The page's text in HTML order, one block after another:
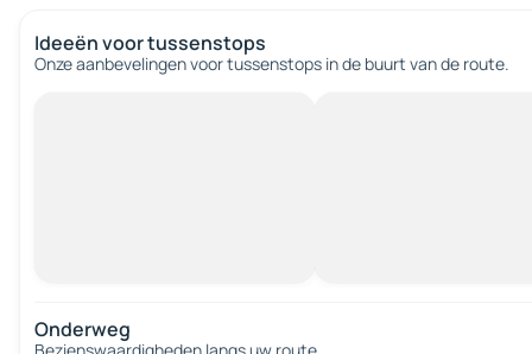
Ideeën voor tussenstops
Onze aanbevelingen voor tussenstops in de buurt van de route.
Onderweg